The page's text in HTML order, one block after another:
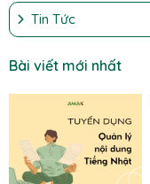
Tin Tức
Bài viết mới nhất